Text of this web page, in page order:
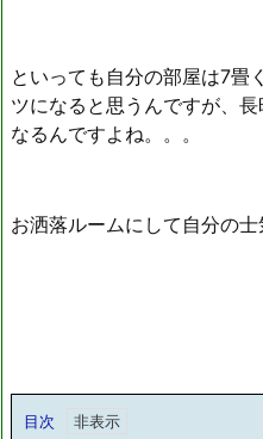
といっても自分の部屋は7畳
ツになると思うんですが、
なるんですよね。。。
お洒落ルームにして自分の士
目次